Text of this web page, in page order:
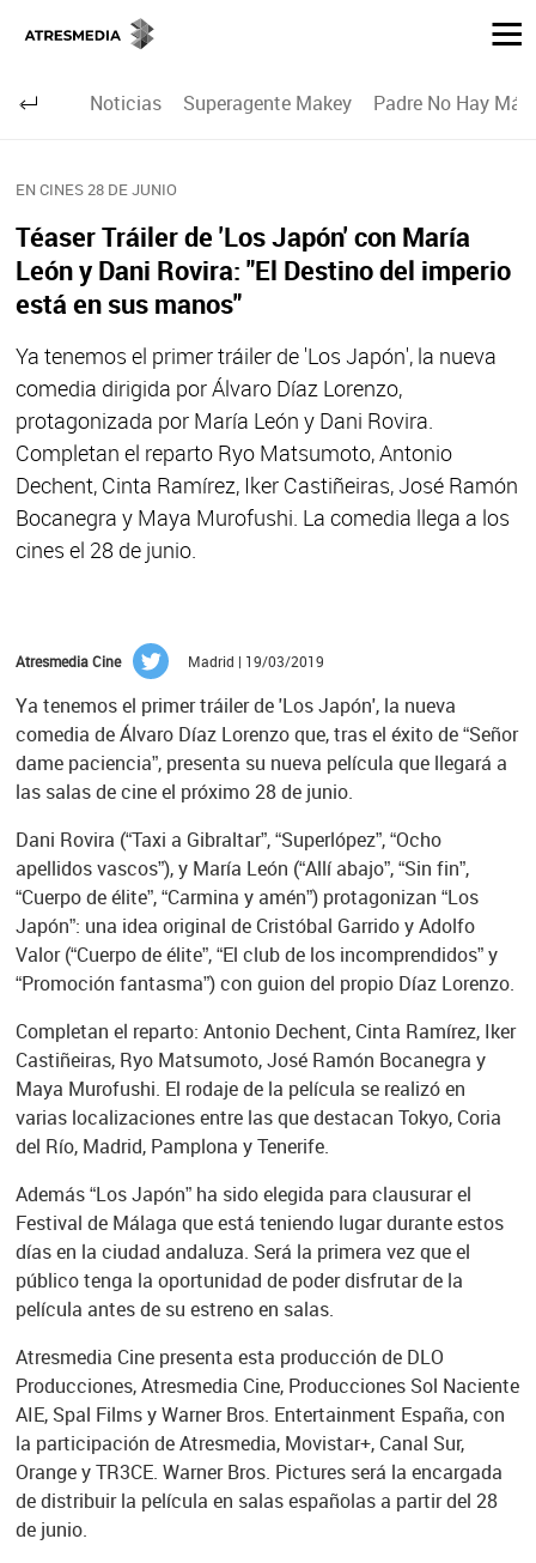
Noticias Superagente Makey Padre No Hay
EN CINES 28 DE JUNIO
Téaser Tráiler de 'Los Japón' con María
León y Dani Rovira: "El Destino del imperio
está en sus manos"
Ya tenemos el primer tráiler de 'Los Japón', la nueva
comedia dirigida por Álvaro Díaz Lorenzo,
protagonizada por María León y Dani Rovira.
Completan el reparto Ryo Matsumoto, Antonio
Dechent, Cinta Ramírez, Iker Castiñeiras, José Ramón
Bocanegra y Maya Murofushi. La comedia llega a los
cines el 28 de junio.
Atresmedia Cine Madrid | 19/03/2019
Ya tenemos el primer tráiler de 'Los Japón', la nueva
comedia de Álvaro Díaz Lorenzo que, tras el éxito de “Señor
dame paciencia”, presenta su nueva película que llegará a
las salas de cine el próximo 28 de junio.
Dani Rovira (“Taxi a Gibraltar”, “Superlópez”, “Ocho
apellidos vascos”), y María León (“Allí abajo”, “Sin fin”,
“Cuerpo de élite”, “Carmina y amén”) protagonizan “Los
Japón”: una idea original de Cristóbal Garrido y Adolfo
Valor (“Cuerpo de élite”, “El club de los incomprendidos” y
“Promoción fantasma”) con guion del propio Díaz Lorenzo.
Completan el reparto: Antonio Dechent, Cinta Ramírez, Iker
Castiñeiras, Ryo Matsumoto, José Ramón Bocanegra y
Maya Murofushi. El rodaje de la película se realizó en
varias localizaciones entre las que destacan Tokyo, Coria
del Río, Madrid, Pamplona y Tenerife.
Además “Los Japón” ha sido elegida para clausurar el
Festival de Málaga que está teniendo lugar durante estos
días en la ciudad andaluza. Será la primera vez que el
público tenga la oportunidad de poder disfrutar de la
película antes de su estreno en salas.
Atresmedia Cine presenta esta producción de DLO
Producciones, Atresmedia Cine, Producciones Sol Naciente
AIE, Spal Films y Warner Bros. Entertainment España, con
la participación de Atresmedia, Movistar+, Canal Sur,
Orange y TR3CE. Warner Bros. Pictures será la encargada
de distribuir la película en salas españolas a partir del 28
de junio.